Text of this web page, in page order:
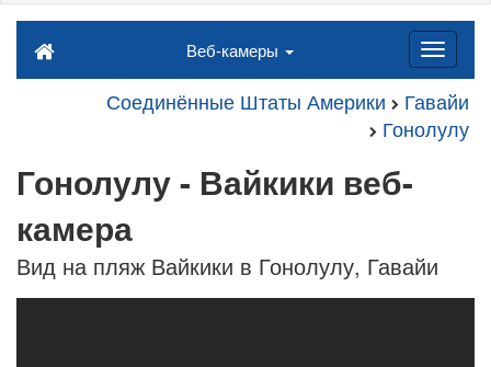
Веб-камеры
Соединённые Штаты Америки
Гавайи
Гонолулу
Гонолулу - Вайкики веб-
камера
Вид на пляж Вайкики в Гонолулу, Гавайи